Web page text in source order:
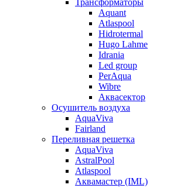
Aquant
Atlaspool
Hidrotermal
Hugo Lahme
Idrania
Led group
PerAqua
Wibre
Аквасектор
Осушитель воздуха
AquaViva
Fairland
Переливная решетка
AquaViva
AstralPool
Atlaspool
Аквамастер (IML)